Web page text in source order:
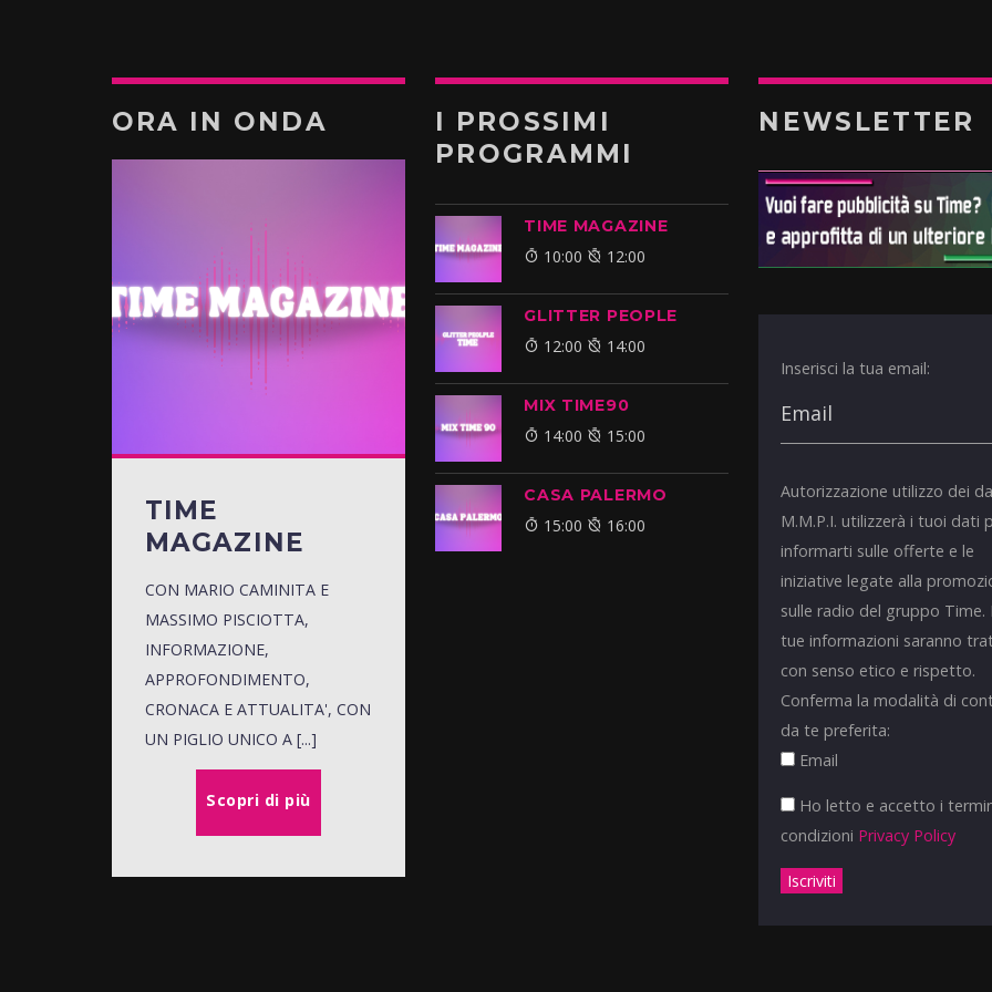
ORA IN ONDA
TIME
MAGAZINE
CON MARIO CAMINITA E
MASSIMO PISCIOTTA,
INFORMAZIONE,
APPROFONDIMENTO,
CRONACA E ATTUALITA', CON
UN PIGLIO UNICO A [...]
Scopri di più
I PROSSIMI
PROGRAMMI
TIME MAGAZINE
10:00 12:00
GLITTER PEOPLE
12:00 14:00
MIX TIME90
14:00 15:00
CASA PALERMO
15:00 16:00
NEWSLETTER
Inserisci la tua email:
Autorizzazione utilizzo dei
M.M.P.I. utilizzerà i tuoi dati
informarti sulle offerte e le
iniziative legate alla
sulle radio del gruppo Time.
tue informazioni saranno
con senso etico e rispetto.
Conferma la modalità di
da te preferita:
Email
Ho letto e accetto i
condizioni Privacy Policy